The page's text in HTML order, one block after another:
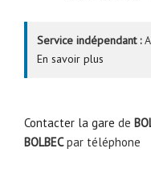
Service indépendant :
En savoir plus
Contacter la gare de
BOLBECpar téléphone